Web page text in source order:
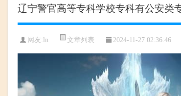
辽宁警官高等专科学校专科有公安类
网友: ln 文章列表 2024-11-27 02:36:46